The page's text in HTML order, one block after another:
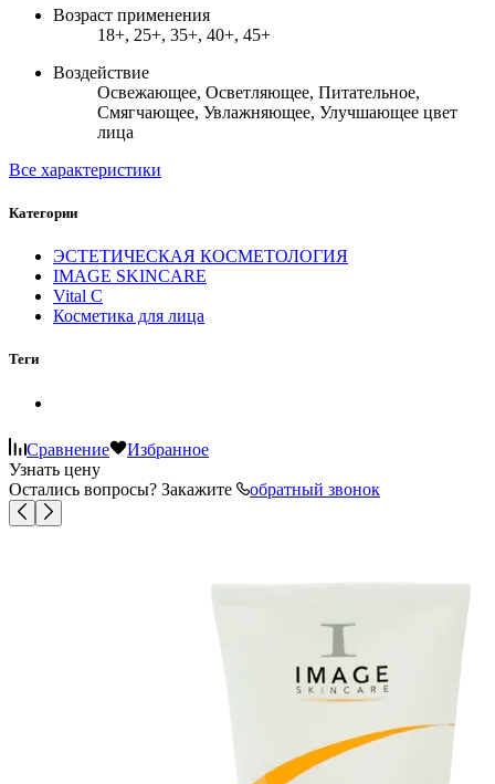
Возраст применения
18+, 25+, 35+, 40+, 45+
Воздействие
Освежающее, Осветляющее, Питательное,
Смягчающее, Увлажняющее, Улучшающее цвет
лица
Все характеристики
Категории
ЭСТЕТИЧЕСКАЯ КОСМЕТОЛОГИЯ
IMAGE SKINCARE
Vital C
Косметика для лица
Теги
Сравнение
Избранное
Узнать цену
Остались вопросы? Закажите
обратный звонок